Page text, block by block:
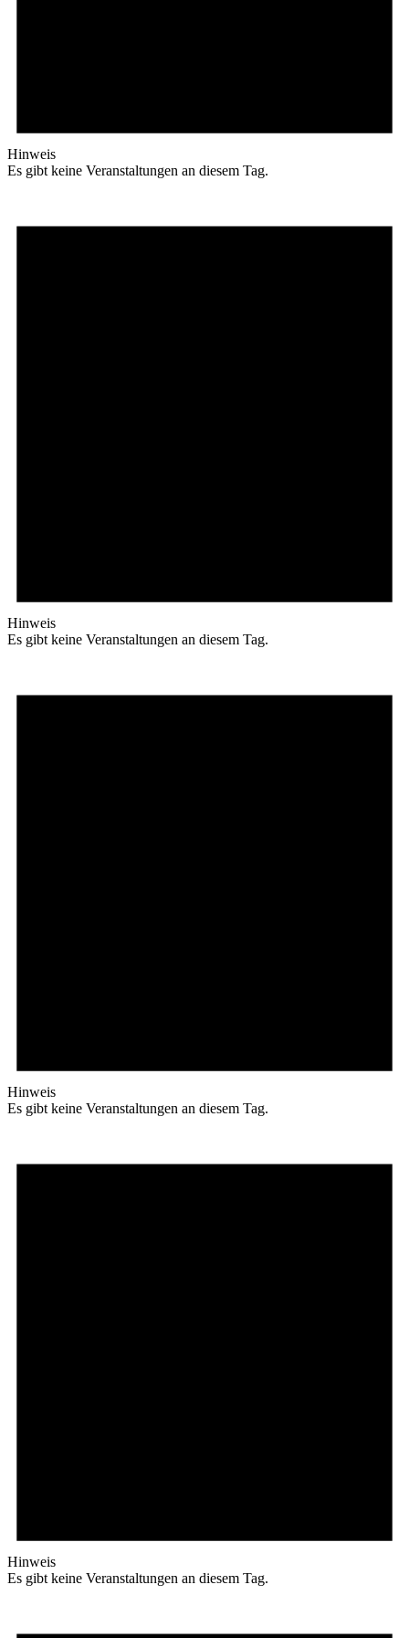
Hinweis
Es gibt keine Veranstaltungen an diesem Tag.
Hinweis
Es gibt keine Veranstaltungen an diesem Tag.
Hinweis
Es gibt keine Veranstaltungen an diesem Tag.
Hinweis
Es gibt keine Veranstaltungen an diesem Tag.